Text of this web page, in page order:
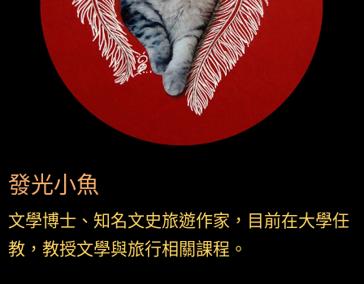
發光小魚
文學博士、知名文史旅遊作家，目前在大學任
教，教授文學與旅行相關課程。